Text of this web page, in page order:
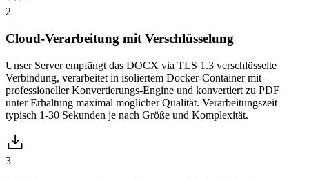
2
Cloud-Verarbeitung mit Verschlüsselung
Unser Server empfängt das DOCX via TLS 1.3 verschlüsselte
Verbindung, verarbeitet in isoliertem Docker-Container mit
professioneller Konvertierungs-Engine und konvertiert zu PDF
unter Erhaltung maximal möglicher Qualität. Verarbeitungszeit
typisch 1-30 Sekunden je nach Größe und Komplexität.
3